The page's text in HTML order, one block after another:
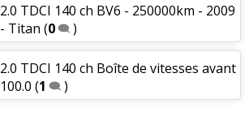
2.0 TDCI 140 ch BV6 - 250000km - 2009
- Titan (0 )
2.0 TDCI 140 ch Boîte de vitesses avant
100.0 (1 )